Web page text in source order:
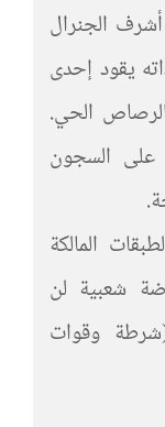
أشرف الجنرال
يقود إحدى
الحي.
على السجون
المالكة
شعبية لن
وقوات